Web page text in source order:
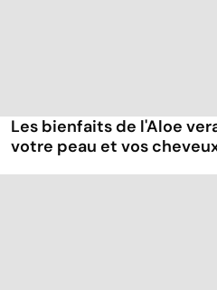
Les bienfaits de l'Aloe
votre peau et vos